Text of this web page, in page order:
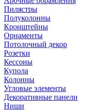
Пилястры
Полуколонны
Кронштейны
Орнаменты
Потолочный декор
Розетки
Кессоны
Купола
Колонны
Угловые элементы
Декоративные панели
Ниши